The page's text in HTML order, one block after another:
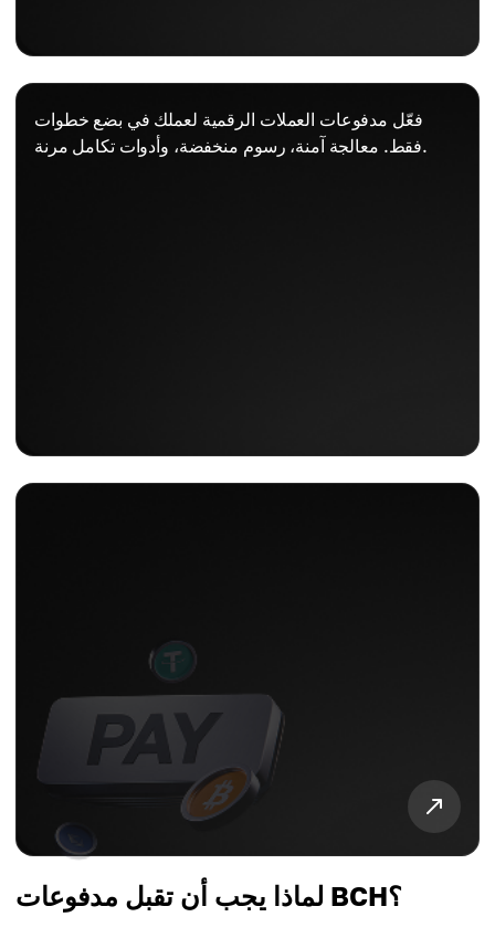
فعّل مدفوعات العملات الرقمية لعملك في بضع خطوات
فقط. معالجة آمنة، رسوم منخفضة، وأدوات تكامل مرنة.
لماذا يجب أن تقبل مدفوعات BCH؟